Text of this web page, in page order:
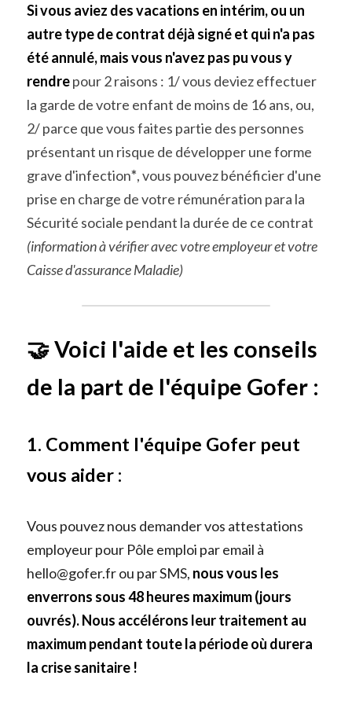
Si vous aviez des vacations en intérim, ou un
autre type de contrat déjà signé et qui n'a pas
été annulé, mais vous n'avez pas pu vous y
rendre pour 2 raisons : 1/ vous deviez effectuer
la garde de votre enfant de moins de 16 ans, ou,
2/ parce que vous faites partie des personnes
présentant un risque de développer une forme
grave d'infection*, vous pouvez bénéficier d'une
prise en charge de votre rémunération para la
(information à vérifier avec votre employeur et votre
Caisse d'assurance Maladie)
🤝 Voici l'aide et les conseils
de la part de l'équipe Gofer :
1. Comment l'équipe Gofer peut
vous aider :
Vous pouvez nous demander vos attestations
employeur pour Pôle emploi par email à
hello@gofer.fr ou par SMS, nous vous les
enverrons sous 48 heures maximum (jours
ouvrés). Nous accélérons leur traitement au
maximum pendant toute la période où durera
la crise sanitaire !